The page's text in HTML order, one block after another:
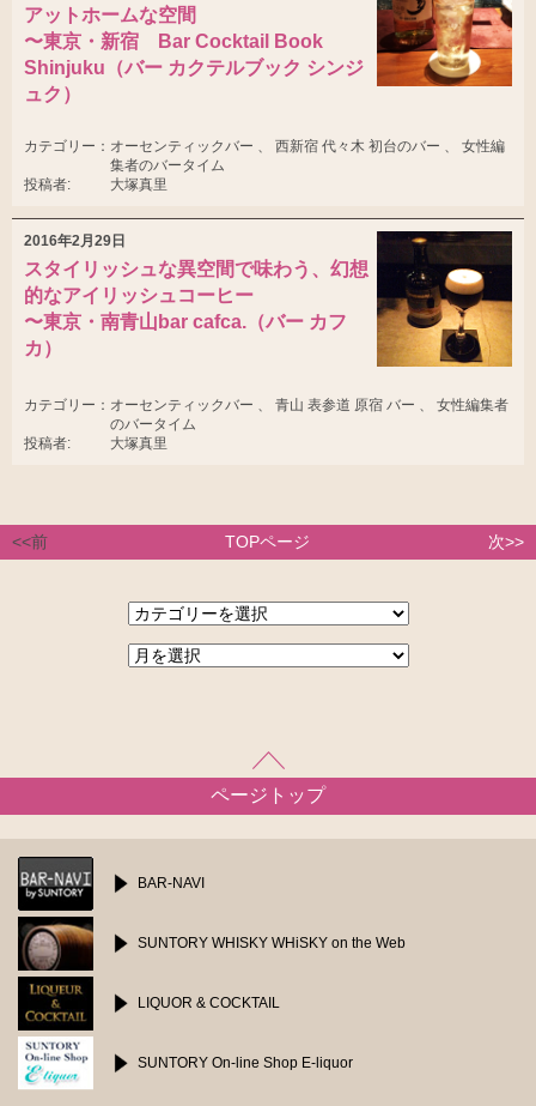
アットホームな空間
〜東京・新宿 Bar Cocktail Book
Shinjuku（バー カクテルブック シンジ
ュク）
カテゴリー： オーセンティックバー 、 西新宿 代々木 初台のバー 、 女性編
集者のバータイム
投稿者:
大塚真里
2016年2月29日
スタイリッシュな異空間で味わう、幻想
的なアイリッシュコーヒー
〜東京・南青山bar cafca.（バー カフ
カ）
カテゴリー： オーセンティックバー 、 青山 表参道 原宿 バー 、 女性編集者
のバータイム
投稿者:
大塚真里
<<前 TOPページ 次>>
ページトップ
BAR-NAVI
SUNTORY WHISKY WHiSKY on the Web
LIQUOR & COCKTAIL
SUNTORY On-line Shop E-liquor